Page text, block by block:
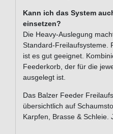
Kann ich das System
einsetzen?
Die Heavy-Auslegung
Standard-Freilaufsysteme.
ist es gut geeignet.
Feederkorb, der für die
ausgelegt ist.
Das Balzer Feeder
übersichtlich auf
Karpfen, Brasse & Schleie.